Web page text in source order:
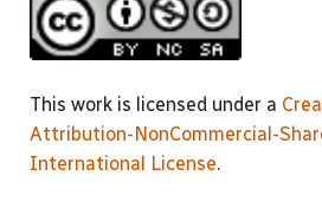
This work is licensed under a
Attribution-NonCommercial-
International License.